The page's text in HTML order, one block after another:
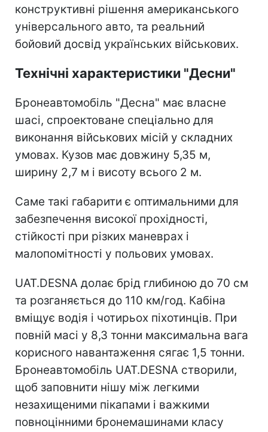
конструктивні рішення американського
універсального авто, та реальний
бойовий досвід українських військових.
Технічні характеристики "Десни"
Бронеавтомобіль "Десна" має власне
шасі, спроектоване спеціально для
виконання військових місій у складних
умовах. Кузов має довжину 5,35 м,
ширину 2,7 м і висоту всього 2 м.
Саме такі габарити є оптимальними для
забезпечення високої прохідності,
стійкості при різких маневрах і
малопомітності у польових умовах.
UAT.DESNA долає брід глибиною до 70 см
та розганяється до 110 км/год. Кабіна
вміщує водія і чотирьох піхотинців. При
повній масі у 8,3 тонни максимальна вага
корисного навантаження сягає 1,5 тонни.
Бронеавтомобіль UAT.DESNA створили,
щоб заповнити нішу між легкими
незахищеними пікапами і важкими
повноцінними бронемашинами класу